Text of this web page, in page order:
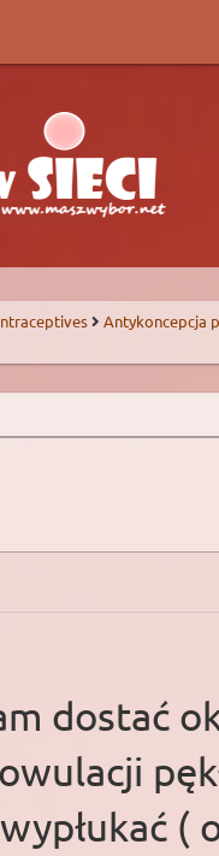
Antykoncepcja
dostać